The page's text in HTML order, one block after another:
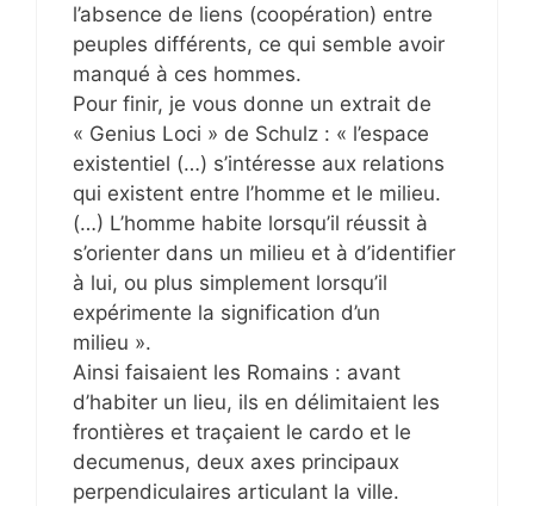
l’absence de liens (coopération) entre
peuples différents, ce qui semble avoir
manqué à ces hommes.
Pour finir, je vous donne un extrait de
« Genius Loci » de Schulz : « l’espace
existentiel (…) s’intéresse aux relations
qui existent entre l’homme et le milieu.
(…) L’homme habite lorsqu’il réussit à
s’orienter dans un milieu et à d’identifier
à lui, ou plus simplement lorsqu’il
expérimente la signification d’un
milieu ».
Ainsi faisaient les Romains : avant
d’habiter un lieu, ils en délimitaient les
frontières et traçaient le cardo et le
decumenus, deux axes principaux
perpendiculaires articulant la ville.